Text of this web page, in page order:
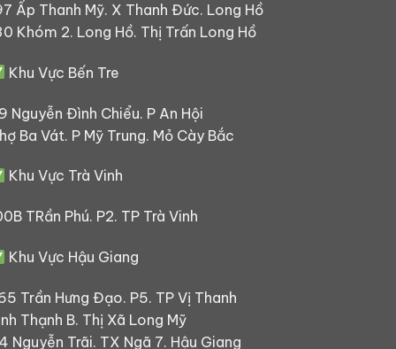
Ấp Thanh Mỹ. X Thanh Đức. Long Hồ
Khóm 2. Long Hồ. Thị Trấn Long Hồ
Khu Vực Bến Tre
Nguyễn Đình Chiểu. P An Hội
Ba Vát. P Mỹ Trung. Mỏ Cày Bắc
Khu Vực Trà Vinh
TRần Phú. P2. TP Trà Vinh
Khu Vực Hậu Giang
Trần Hưng Đạo. P5. TP Vị Thanh
Thạnh B. Thị Xã Long Mỹ
Nguyễn Trãi. TX Ngã 7. Hậu Giang